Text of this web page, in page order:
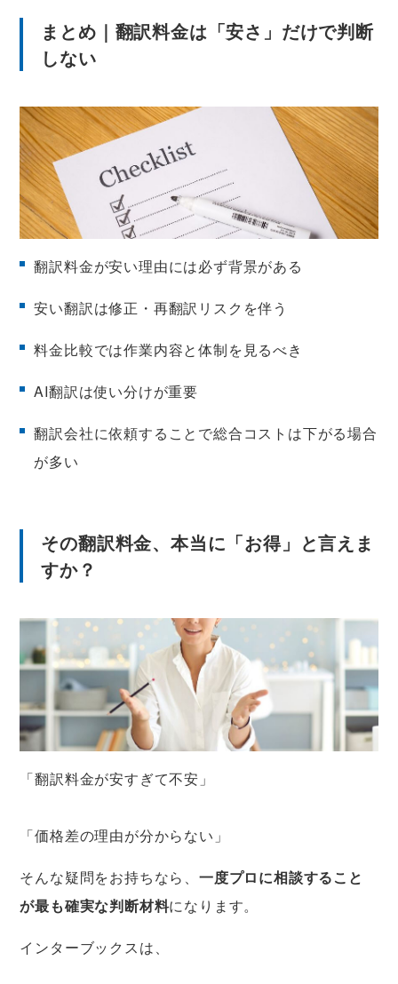
まとめ｜翻訳料金は「安さ」だけで判断
しない
翻訳料金が安い理由には必ず背景がある
安い翻訳は修正・再翻訳リスクを伴う
料金比較では作業内容と体制を見るべき
AI翻訳は使い分けが重要
翻訳会社に依頼することで総合コストは下がる場合
が多い
その翻訳料金、本当に「お得」と言えま
すか？
「翻訳料金が安すぎて不安」
「価格差の理由が分からない」
そんな疑問をお持ちなら、一度プロに相談すること
が最も確実な判断材料になります。
インターブックスは、